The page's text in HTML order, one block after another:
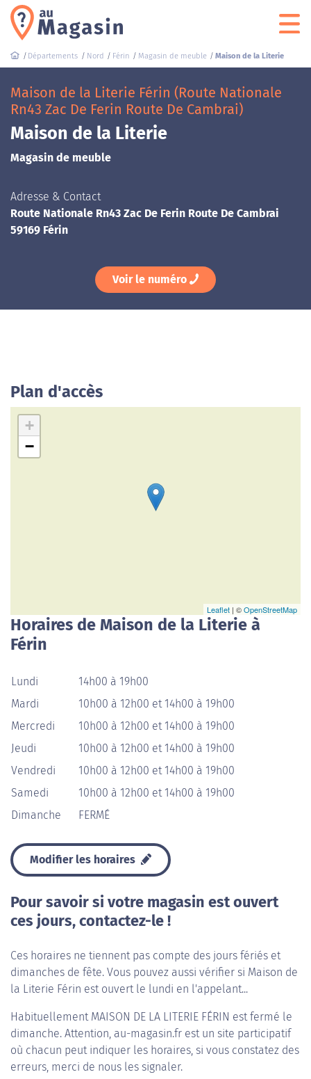
Départements Nord Férin Magasin de meuble Maison de la Literie
Maison de la Literie Férin (Route Nationale
Rn43 Zac De Ferin Route De Cambrai)
Maison de la Literie
Magasin de meuble
Adresse & Contact
Route Nationale Rn43 Zac De Ferin Route De Cambrai
59169 Férin
Voir le numéro
Plan d'accès
+
−
Leaflet | ©OpenStreetMap
Horaires de Maison de la Literie à
Férin
Lundi
14h00 à 19h00
Mardi
10h00 à 12h00 et 14h00 à 19h00
Mercredi
10h00 à 12h00 et 14h00 à 19h00
Jeudi
10h00 à 12h00 et 14h00 à 19h00
Vendredi
10h00 à 12h00 et 14h00 à 19h00
Samedi
10h00 à 12h00 et 14h00 à 19h00
Dimanche
FERMÉ
Modifier les horaires
Pour savoir si votre magasin est ouvert
ces jours, contactez-le !
Ces horaires ne tiennent pas compte des jours fériés et
dimanches de fête. Vous pouvez aussi vérifier si Maison de
la Literie Férin est ouvert le lundi en l'appelant...
Habituellement MAISON DE LA LITERIE FÉRIN est fermé le
dimanche. Attention, au-magasin.fr est un site participatif
où chacun peut indiquer les horaires, si vous constatez des
erreurs, merci de nous les signaler.